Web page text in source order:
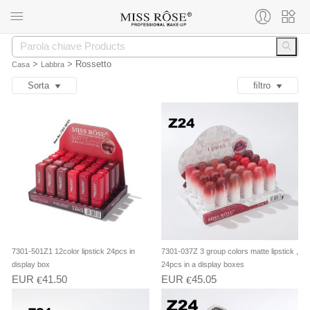
Casa> Labbra> Rossetto
Sorta ﬁltro
7301-501Z1 12color lipstick 24pcs in
display box
EUR €41.50
7301-037Z 3 group colors matte lipstick ,
24pcs in a display boxes
EUR €45.05